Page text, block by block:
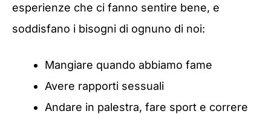
esperienze che ci fanno sentire bene, e
soddisfano i bisogni di ognuno di noi:
Mangiare quando abbiamo fame
Avere rapporti sessuali
Andare in palestra, fare sport e correre